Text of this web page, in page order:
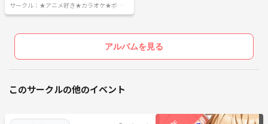
サークル：★アニメ好き★カラオケ★ボード
ゲーム ゆるオタさんの交流の広場
アルバムを見る
このサークルの他のイベント